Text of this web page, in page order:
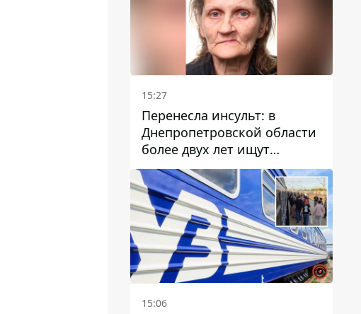
15:27
Перенесла инсульт: в
Днепропетровской области
более двух лет ищут
пропавшую женщину
15:06